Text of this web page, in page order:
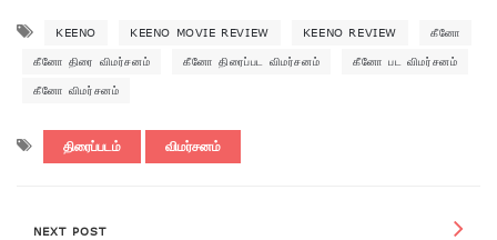
KEENO KEENO MOVIE REVIEW KEENO REVIEW கீனோ
கீனோ திரை விமர்சனம் கீனோ திரைப்பட விமர்சனம் கீனோ பட விமர்சனம்
கீனோ விமர்சனம்
திரைப்படம் விமர்சனம்
NEXT POST